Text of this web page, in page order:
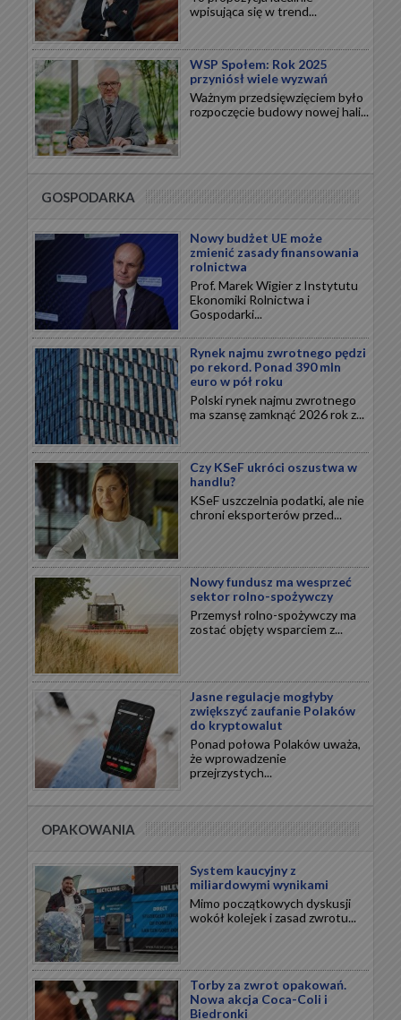
wpisująca się w trend...
WSP Społem: Rok 2025
przyniósł wiele wyzwań
Ważnym przedsięwzięciem było
rozpoczęcie budowy nowej hali...
GOSPODARKA
Nowy budżet UE może
zmienić zasady finansowania
rolnictwa
Prof. Marek Wigier z Instytutu
Ekonomiki Rolnictwa i
Gospodarki...
Rynek najmu zwrotnego pędzi
po rekord. Ponad 390 mln
euro w pół roku
Polski rynek najmu zwrotnego
ma szansę zamknąć 2026 rok z...
Czy KSeF ukróci oszustwa w
handlu?
KSeF uszczelnia podatki, ale nie
chroni eksporterów przed...
Nowy fundusz ma wesprzeć
sektor rolno-spożywczy
Przemysł rolno-spożywczy ma
zostać objęty wsparciem z...
Jasne regulacje mogłyby
zwiększyć zaufanie Polaków
do kryptowalut
Ponad połowa Polaków uważa,
że wprowadzenie
przejrzystych...
OPAKOWANIA
System kaucyjny z
miliardowymi wynikami
Mimo początkowych dyskusji
wokół kolejek i zasad zwrotu...
Torby za zwrot opakowań.
Nowa akcja Coca-Coli i
Biedronki